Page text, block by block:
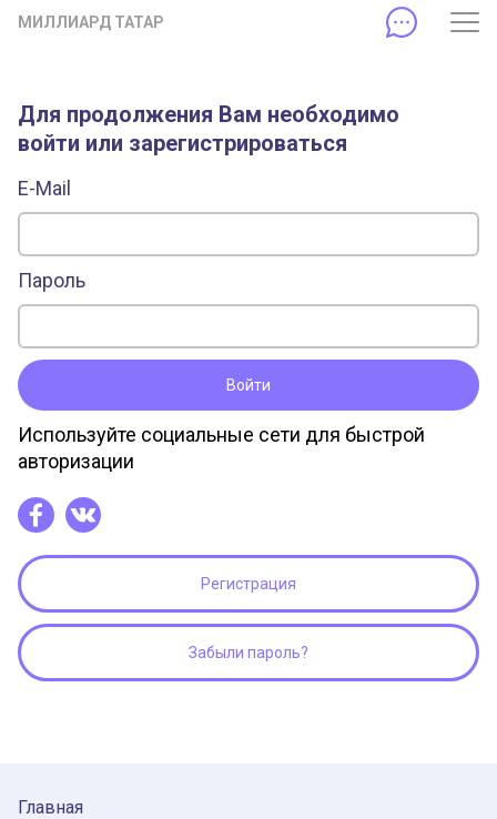
МИЛЛИАРД ТАТАР
Для продолжения Вам необходимо
войти или зарегистрироваться
E-Mail
Пароль
Войти
Используйте социальные сети для быстрой
авторизации
Регистрация
Забыли пароль?
Главная